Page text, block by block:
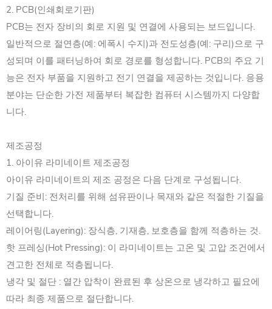
2. PCB(인쇄회로기판)
PCB는 전자 장비의 회로 지원 및 연결에 사용되는 보드입니다.
일반적으로 절연층(예: 에폭시 수지)과 전도성층(예: 구리)으로 구
성되며 이를 패터닝하여 회로 경로를 형성합니다. PCB의 주요 기
능은 전자 부품을 지원하고 전기 연결을 제공하는 것입니다. 응용
분야는 단순한 가전 제품부터 복잡한 컴퓨터 시스템까지 다양합
니다.
제조공정
1. 아이유 라미네이트 제조공정
아이유 라미네이트의 제조 공정은 다음 단계로 구성됩니다.
기질 준비: 전처리를 위해 섬유판이나 목재와 같은 적절한 기질을
선택합니다.
레이어링(Layering): 장식층, 기재층, 보호층을 함께 적층하는 것.
핫 프레싱(Hot Pressing): 이 라미네이트는 고온 및 고압 조건에서
견고한 전체로 적층됩니다.
냉각 및 절단 : 열간 압착이 완료된 후 상온으로 냉각하고 필요에
따라 최종 제품으로 절단합니다.